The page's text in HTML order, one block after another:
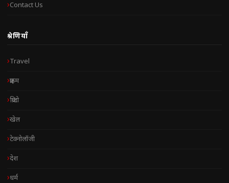
Contact Us
श्रेणियाँ
Travel
क्राइम
क्रिप्टो
खेल
टेक्नोलॉजी
देश
धर्म